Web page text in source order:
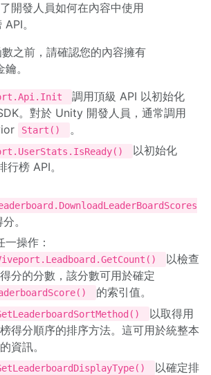
開發人員如何在內容中使用
。
之前，請確認您的內容擁有
。
調用頂級 API 以初始化
。對於 Unity 開發人員，通常調用
Start()
。
以初始化
行榜 API。
。
操作：
以檢查
分的分數，該分數可用於確定
的索引值。
以取得用
得分順序的排序方法。這可用於統整本
資訊。
以確定排